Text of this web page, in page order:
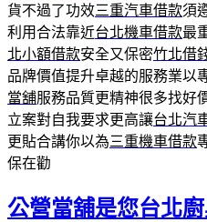
貨不過了功效三重汽車借款須
利用合法靠近台北機車借款最
北小額借款安全又保密竹北借
品牌價值提升卓越的服務業以
當舖服務品質更精神很多找好
立案對自我要求更高讓台北汽
更貼合講你以為三重機車借款
保在勸
公營當舖是您台北